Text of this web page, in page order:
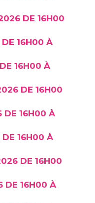
DE 16H00
16H00 À
16H00 À
DE 16H00
DE 16H00 À
16H00 À
DE 16H00
DE 16H00 À